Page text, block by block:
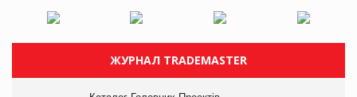
ЖУРНАЛ TRADEMASTER